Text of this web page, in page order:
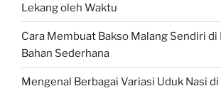
Lekang oleh Waktu
Cara Membuat Bakso Malang Sendiri di
Bahan Sederhana
Mengenal Berbagai Variasi Uduk Nasi